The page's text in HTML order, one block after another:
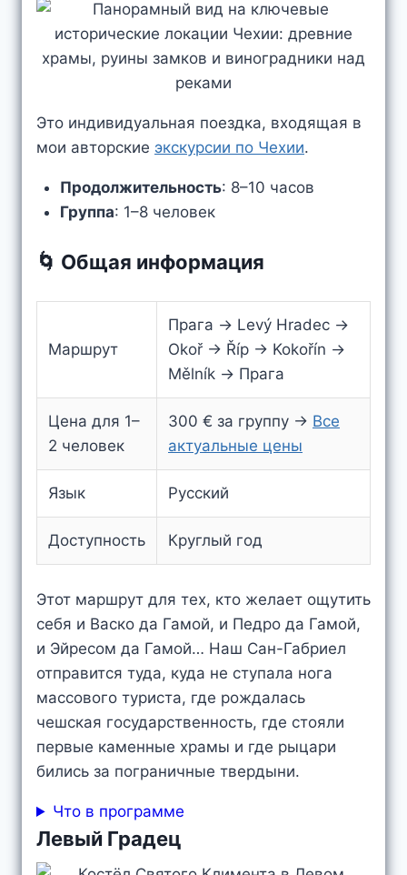
Это индивидуальная поездка, входящая в
мои авторские экскурсии по Чехии.
Продолжительность: 8–10 часов
Группа: 1–8 человек
🌀 Общая информация
Маршрут
Прага → Levý Hradec →
Okoř → Říp → Kokořín →
Mělník → Прага
Цена для 1–
2 человек
300 € за группу → Все
актуальные цены
Язык Русский
Доступность Круглый год
Этот маршрут для тех, кто желает ощутить
себя и Васко да Гамой, и Педро да Гамой,
и Эйресом да Гамой… Наш Сан-Габриел
отправится туда, куда не ступала нога
массового туриста, где рождалась
чешская государственность, где стояли
первые каменные храмы и где рыцари
бились за пограничные твердыни.
Что в программе
Левый Градец